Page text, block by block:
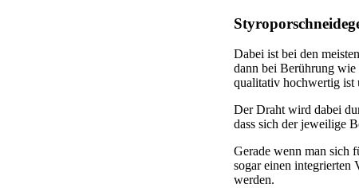
Dabei ist bei den
dann bei Berührung
qualitativ hochwertig ist
Der Draht wird dabei
dass sich der jeweilige
Gerade wenn man sich
sogar einen integrierten
werden.